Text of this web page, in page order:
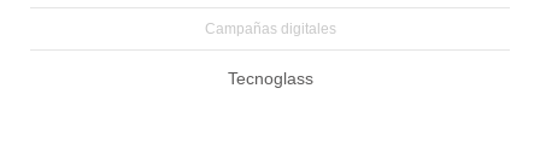
Campañas digitales
Tecnoglass